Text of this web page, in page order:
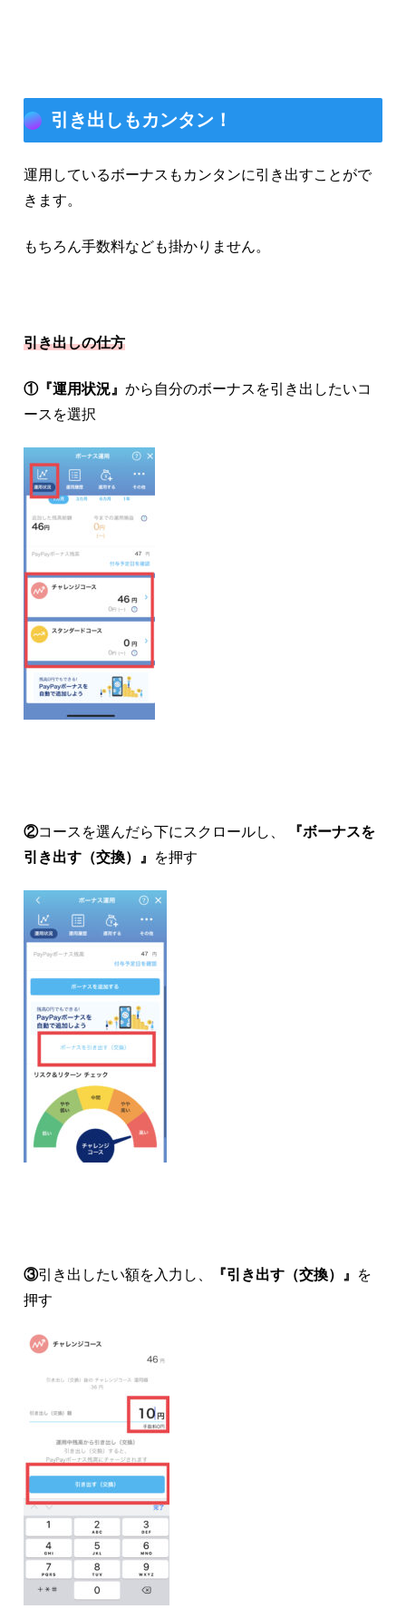
引き出しもカンタン！
運用しているボーナスもカンタンに引き出すことがで
きます。
もちろん手数料なども掛かりません。
引き出しの仕方
①『運用状況』 から自分のボーナスを引き出したいコ
ースを選択
②コースを選んだら下にスクロールし、
『ボーナスを
引き出す（交換）』
を押す
③引き出したい額を入力し、 『引き出す（交換）』
を
押す